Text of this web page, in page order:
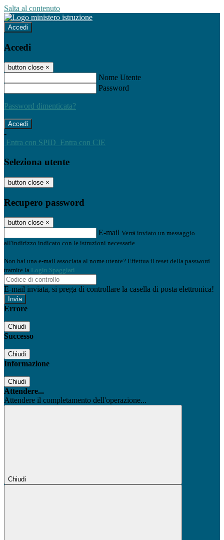
Salta al contenuto
Accedi
Accedi
button close ×
Nome Utente
Password
Password dimenticata?
-
Entra con SPID Entra con CIE
Seleziona utente
button close ×
Recupero password
button close ×
E-mail Verrà inviato un messaggio
all'indirizzo indicato con le istruzioni necessarie.
Non hai una e-mail associata al nome utente? Effettua il reset della password
tramite la Login Spaggiari
E-mail inviata, si prega di controllare la casella di posta elettronica!
Errore
Chiudi
Successo
Chiudi
Informazione
Chiudi
Attendere...
Attendere il completamento dell'operazione...
Chiudi